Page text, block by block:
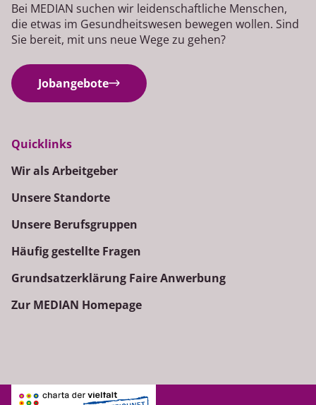
Bei MEDIAN suchen wir leidenschaftliche Menschen,
die etwas im Gesundheitswesen bewegen wollen. Sind
Sie bereit, mit uns neue Wege zu gehen?
Jobangebote
Quicklinks
Wir als Arbeitgeber
Unsere Standorte
Unsere Berufsgruppen
Häufig gestellte Fragen
Grundsatzerklärung Faire Anwerbung
Zur MEDIAN Homepage